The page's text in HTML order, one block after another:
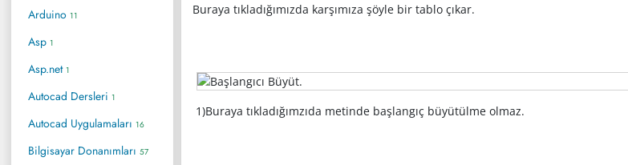
Arduino 11
Asp 1
Asp.net 1
Autocad Dersleri 1
Autocad Uygulamaları 16
Bilgisayar Donanımları 57
Buraya tıkladığımızda karşımıza şöyle bir tablo çıkar.
1)Buraya tıkladığımzıda metinde başlangıç büyütülme olmaz.